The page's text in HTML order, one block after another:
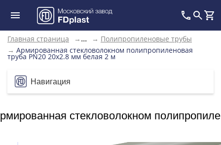
Главная страница → ... → Полипропиленовые трубы
→ Армированная стекловолокном полипропиленовая
труба PN20 20x2.8 мм белая 2 м
Навигация
стекловолокном